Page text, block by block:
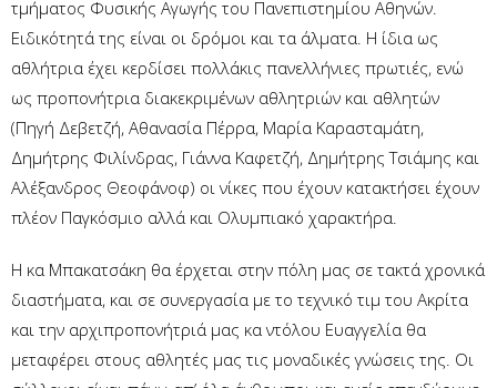
τμήματος Φυσικής Αγωγής του Πανεπιστημίου Αθηνών.
Ειδικότητά της είναι οι δρόμοι και τα άλματα. Η ίδια ως
αθλήτρια έχει κερδίσει πολλάκις πανελλήνιες πρωτιές, ενώ
ως προπονήτρια διακεκριμένων αθλητριών και αθλητών
(Πηγή Δεβετζή, Αθανασία Πέρρα, Μαρία Καρασταμάτη,
Δημήτρης Φιλίνδρας, Γιάννα Καφετζή, Δημήτρης Τσιάμης και
Αλέξανδρος Θεοφάνοφ) οι νίκες που έχουν κατακτήσει έχουν
πλέον Παγκόσμιο αλλά και Ολυμπιακό χαρακτήρα.
Η κα Μπακατσάκη θα έρχεται στην πόλη μας σε τακτά χρονικά
διαστήματα, και σε συνεργασία με το τεχνικό τιμ του Ακρίτα
και την αρχιπροπονήτριά μας κα ντόλου Ευαγγελία θα
μεταφέρει στους αθλητές μας τις μοναδικές γνώσεις της. Οι